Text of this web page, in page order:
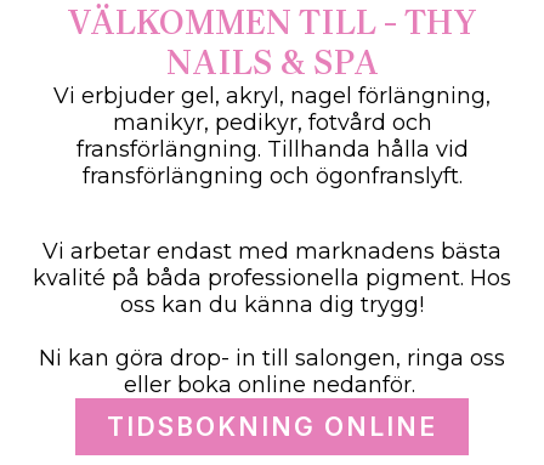
VÄLKOMMEN TILL - THY
NAILS & SPA
Vi erbjuder gel, akryl, nagel förlängning,
manikyr, pedikyr, fotvård och
fransförlängning. Tillhanda hålla vid
fransförlängning och ögonfranslyft.
Vi arbetar endast med marknadens bästa
kvalité på båda professionella pigment. Hos
oss kan du känna dig trygg!
Ni kan göra drop- in till salongen, ringa oss
eller boka online nedanför.
TIDSBOKNING ONLINE